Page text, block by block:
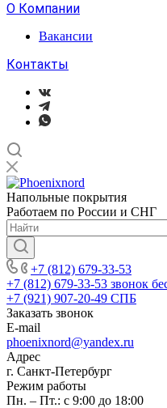
О Компании
Вакансии
Контакты
Напольные покрытия
Работаем по России и СНГ
+7 (812) 679-33-53
+7 (812) 679-33-53 звонок
+7 (921) 907-20-49 СПБ
Заказать звонок
E-mail
phoenixnord@yandex.ru
Адрес
г. Санкт-Петербург
Режим работы
Пн. – Пт.: с 9:00 до 18:00